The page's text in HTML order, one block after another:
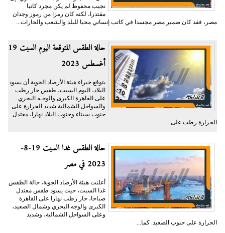
نجيب محفوظ لم يكن مجرد كاتبا
مقتدرا، لكنه كان رمزا من رموز وجدان
مصر، فقد كان ضمير مصر مجسدا في كاتب إنساني محبا للبلد والشعب والحارات...
حالة الطقس المتوقعة اليوم السبت 19
أغسطس 2023
يتوقع خبراء هيئة الأرصاد الجوية أن يسود
البلاد، اليوم السبت، طقس حار رطب
على القاهرة الكبرى والوجـه البحري
والسواحل الشمالية شديد الحرارة على
جنوب سيناء وجنوب البلاد نهارا، معتدل
الحرارة رطب على...
حالة الطقس غدا السبت 19-8-
2023 في مصر
أعلنت هيئة الأرصاد الجوية، حالة الطقس
غدا السبت، حيث يسود طقس معتدل
صباحا، حار رطب نهارا على القاهرة
الكبرى والوجه البحري وشمال الصعيد،
وعلى السواحل الشمالية، وشديد
الحرارة على جنوب الصعيد. كما...